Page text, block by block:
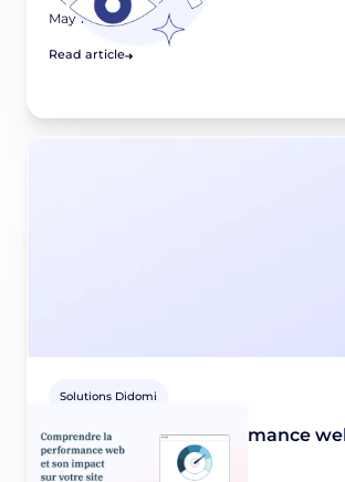
May 13, 2025
Read article
Solutions Didomi
Comprendre la performance
impact sur votre site